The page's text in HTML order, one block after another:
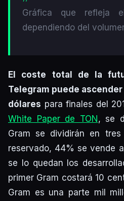
Gráfica que refleja
dependiendo del
El coste total de la
Telegram puede
dólares para finales del
White Paper de TON, se
Gram se dividirán en
reservado, 44% se vende
se lo quedan los
primer Gram costará 10
Gram es una parte mil